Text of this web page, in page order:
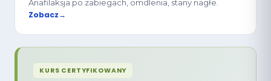
Anafilaksja po zabiegach, omdlenia, stany nagłe.
Zobacz
KURS CERTYFIKOWANY